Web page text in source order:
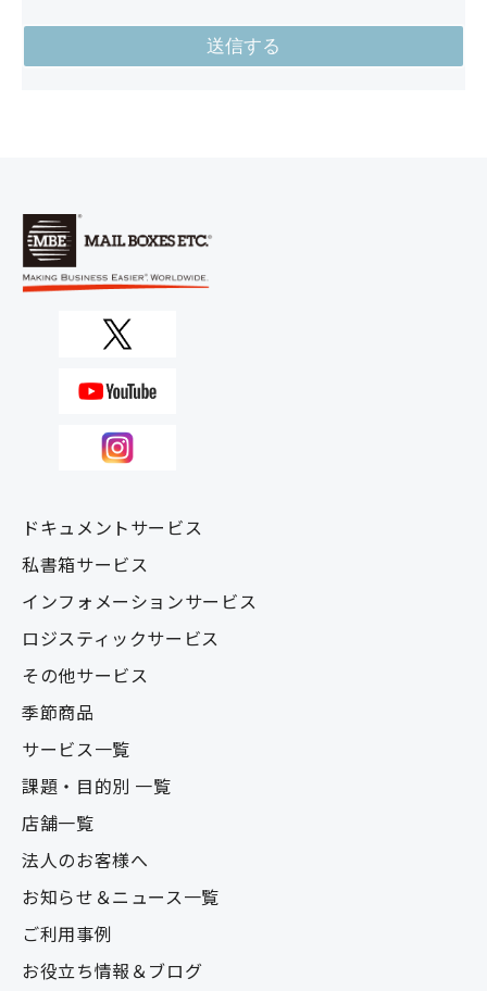
ドキュメントサービス
私書箱サービス
インフォメーションサービス
ロジスティックサービス
その他サービス
季節商品
サービス一覧
課題・目的別 一覧
店舗一覧
法人のお客様へ
お知らせ＆ニュース一覧
ご利用事例
お役立ち情報＆ブログ